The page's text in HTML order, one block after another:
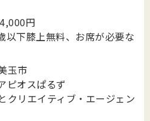
円
下膝上無料、お席が必要な
玉市
ピオスぱるず
クリエイティブ・エージェン